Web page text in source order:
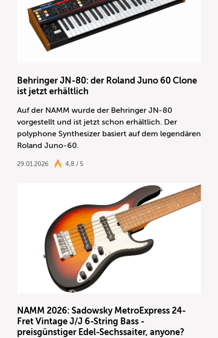
Behringer JN-80: der Roland Juno 60 Clone
ist jetzt erhältlich
Auf der NAMM wurde der Behringer JN-80
vorgestellt und ist jetzt schon erhältlich. Der
polyphone Synthesizer basiert auf dem legendären
Roland Juno-60.
29.01.2026 4,8 / 5
NAMM 2026: Sadowsky MetroExpress 24-
Fret Vintage J/J 6-String Bass -
preisgünstiger Edel-Sechssaiter, anyone?